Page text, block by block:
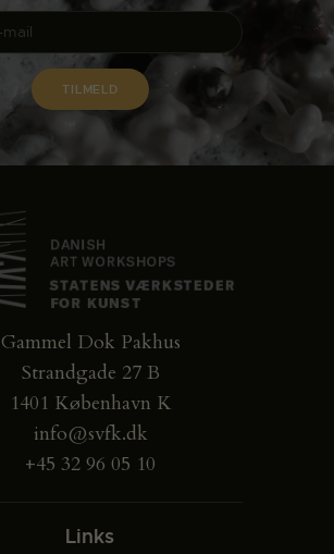
Gammel Dok Pakhus
Strandgade 27 B
1401 København K
info@svfk.dk
+45 32 96 05 10
Links